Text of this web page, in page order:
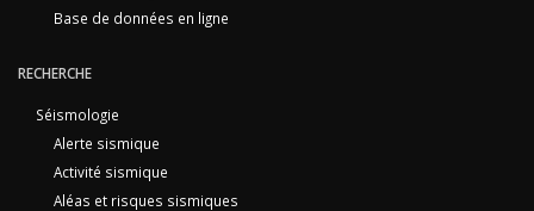
Base de données en ligne
RECHERCHE
Séismologie
Alerte sismique
Activité sismique
Aléas et risques sismiques